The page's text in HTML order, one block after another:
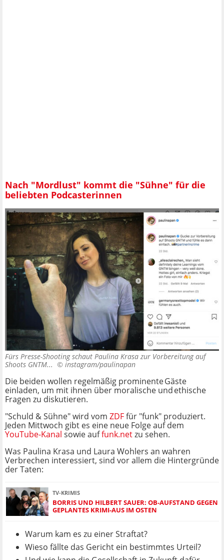
Nach "Mordlust" kommt die "Sühne" für die
beliebten Podcasterinnen
Fürs Presse-Shooting schaut Paulina Krasa zur Vorbereitung auf
Shoots GNTM... © instagram/paulinapan
Die beiden wollen regelmäßig prominente Gäste
einladen, um mit ihnen über moralische und ethische
Fragen zu diskutieren.
"Schuld & Sühne" wird vom ZDFfür "funk" produziert.
Jeden Mittwoch gibt es eine neue Folge auf dem
YouTube-Kanal sowie auffunk.netzu sehen.
Was Paulina Krasa und Laura Wohlers an wahren
Verbrechen interessiert, sind vor allem die Hintergründe
der Taten:
TV-KRIMIS
BORRIS UND HILBERT SAUER: OB-AUFSTAND GEGEN
GEPLANTES KRIMI-AUS IM OSTEN
Warum kam es zu einer Straftat?
Wieso fällte das Gericht ein bestimmtes Urteil?